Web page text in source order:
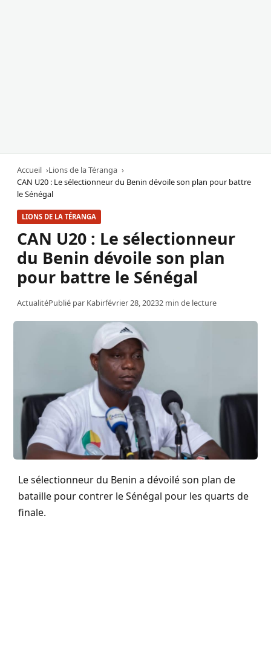
Accueil
Lions de la Téranga
CAN U20 : Le sélectionneur du Benin dévoile son plan pour battre
le Sénégal
LIONS DE LA TÉRANGA
CAN U20 : Le sélectionneur
du Benin dévoile son plan
pour battre le Sénégal
ActualitéPublié par Kabirfévrier 28, 20232 min de lecture
Le sélectionneur du Benin a dévoilé son plan de
bataille pour contrer le Sénégal pour les quarts de
finale.